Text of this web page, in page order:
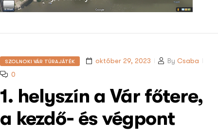
SZOLNOKI VÁR TÚRAJÁTÉK október 29, 2023 By Csaba
0
1. helyszín a Vár főtere,
a kezdő- és végpont